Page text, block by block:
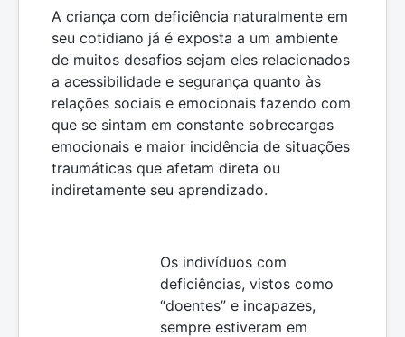
A criança com deficiência naturalmente em
seu cotidiano já é exposta a um ambiente
de muitos desafios sejam eles relacionados
a acessibilidade e segurança quanto às
relações sociais e emocionais fazendo com
que se sintam em constante sobrecargas
emocionais e maior incidência de situações
traumáticas que afetam direta ou
indiretamente seu aprendizado.
Os indivíduos com
deficiências, vistos como
“doentes” e incapazes,
sempre estiveram em